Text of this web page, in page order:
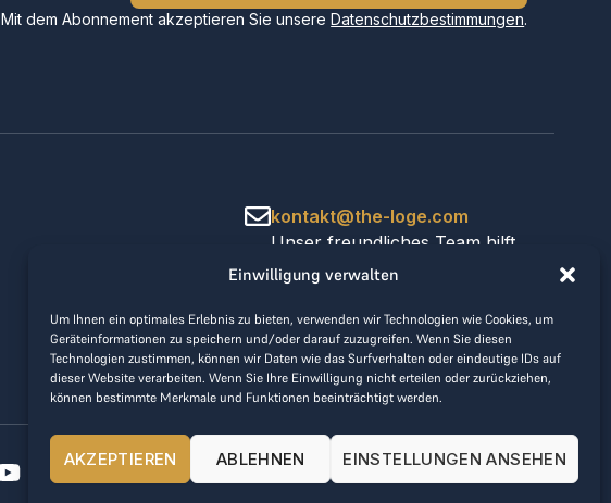
Einwilligung verwalten
Um Ihnen ein optimales Erlebnis zu bieten, verwenden wir Technologien wie Cookies, um
Geräteinformationen zu speichern und/oder darauf zuzugreifen. Wenn Sie diesen
Technologien zustimmen, können wir Daten wie das Surfverhalten oder eindeutige IDs auf
dieser Website verarbeiten. Wenn Sie Ihre Einwilligung nicht erteilen oder zurückziehen,
können bestimmte Merkmale und Funktionen beeinträchtigt werden.
AKZEPTIEREN ABLEHNEN EINSTELLUNGEN ANSEHEN
Mit dem Abonnement akzeptieren Sie unsereDatenschutzbestimmungen.
kontakt@the-loge.com
Unser freundliches Team hilft
Ihnen gerne weiter.
Mo-Fr von 8:00 bis 17:00 Uhr.